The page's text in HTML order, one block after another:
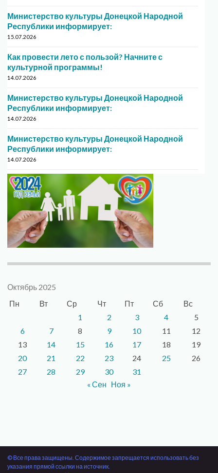
Министерство культуры Донецкой Народной
Республики информирует:
15.07.2026
Как провести лето с пользой? Начните с
культурной программы!
14.07.2026
Министерство культуры Донецкой Народной
Республики информирует:
14.07.2026
Министерство культуры Донецкой Народной
Республики информирует:
14.07.2026
Октябрь 2025
Пн
Вт Ср Чт Пт Сб
Вс
1
2 3 4
5
6
7 8 9 10 11
12
13
14 15 16 17 18
19
20
21 22 23 24 25
26
27
28 29 30
31
« Сен Ноя »
© Все права защищены. Содержимое запрещается использовать без
указания прямой ссылки на источник.